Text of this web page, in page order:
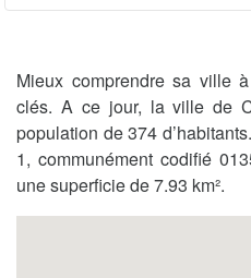
Mieux comprendre sa ville
clés. A ce jour, la ville de
population de 374
1, communément codifié
une superficie de 7.93 km².